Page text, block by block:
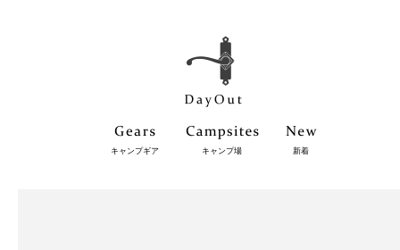
キャンプギア キャンプ場 新着